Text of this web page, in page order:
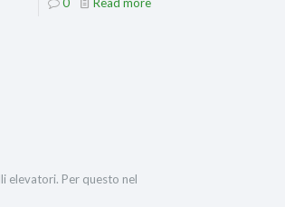
elevatori. Per questo nel